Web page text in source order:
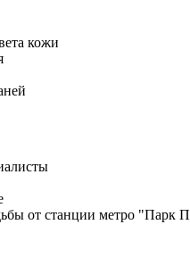
кожи
от станции метро "Парк